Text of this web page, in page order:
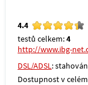
4.4
testů celkem:4
http://www.ibg-
DSL/ADSL:
Dostupnost v